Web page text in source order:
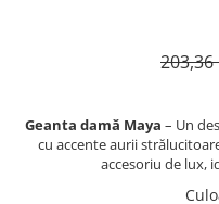
203,36
Geanta damă Maya – Un
cu accente aurii
accesoriu de lux,